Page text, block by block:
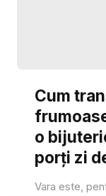
Cum
o
porți zi
Vara este,